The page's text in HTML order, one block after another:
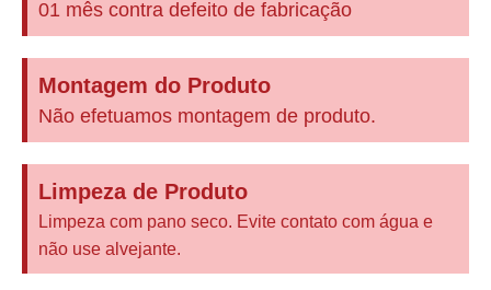
01 mês contra defeito de fabricação
Montagem do Produto
Não efetuamos montagem de produto.
Limpeza de Produto
Limpeza com pano seco. Evite contato com água e
não use alvejante.